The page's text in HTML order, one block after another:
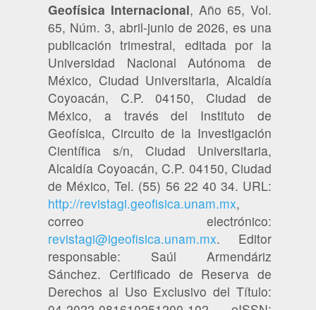
Geofísica Internacional, Año 65, Vol.
65, Núm. 3, abril-junio de 2026, es una
publicación trimestral, editada por la
Universidad Nacional Autónoma de
México, Ciudad Universitaria, Alcaldía
Coyoacán, C.P. 04150, Ciudad de
México, a través del Instituto de
Geofísica, Circuito de la Investigación
Científica s/n, Ciudad Universitaria,
Alcaldía Coyoacán, C.P. 04150, Ciudad
de México, Tel. (55) 56 22 40 34. URL:
http://revistagi.geofisica.unam.mx,
correo electrónico:
revistagi@igeofisica.unam.mx. Editor
responsable: Saúl Armendáriz
Sánchez. Certificado de Reserva de
Derechos al Uso Exclusivo del Título: